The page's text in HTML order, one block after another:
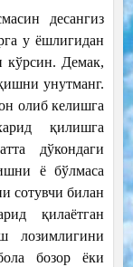
десангиз
у ёшлигидан
кўрсин. Демак,
унутманг.
олиб келишга
қилишга
дўкондаги
ё бўлмаса
сотувчи билан
қилаётган
лозимлигини
бозор ёки